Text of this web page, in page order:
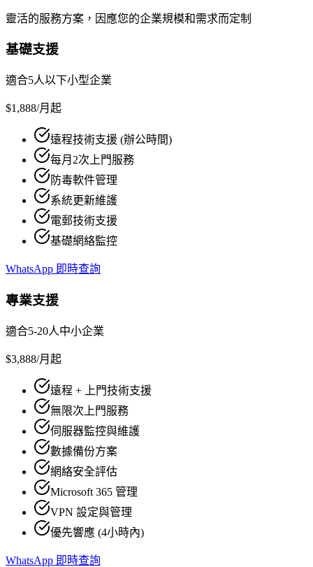
靈活的服務方案，因應您的企業規模和需求而定制
基礎支援
適合5人以下小型企業
$1,888/月起
遠程技術支援 (辦公時間)
每月2次上門服務
防毒軟件管理
系統更新維護
電郵技術支援
基礎網絡監控
WhatsApp 即時查詢
專業支援
適合5-20人中小企業
$3,888/月起
遠程 + 上門技術支援
無限次上門服務
伺服器監控與維護
數據備份方案
網絡安全評估
Microsoft 365 管理
VPN 設定與管理
優先響應 (4小時內)
WhatsApp 即時查詢